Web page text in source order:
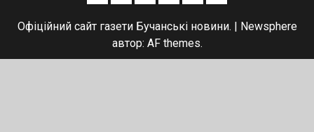
Офіційний сайт газети Бучанські новини.
Newsphere
автор: AF themes.